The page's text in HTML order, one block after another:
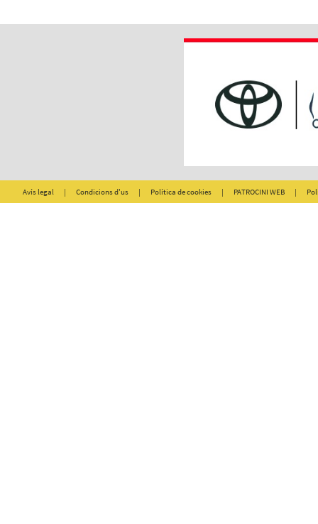
Avís legal | Condicions d'us | Política de cookies | PATROCINI WEB |